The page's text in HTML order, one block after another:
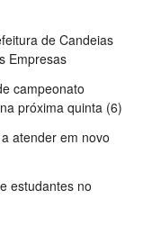
de Candeias
Empresas
campeonato
próxima quinta (6)
atender em novo
estudantes no